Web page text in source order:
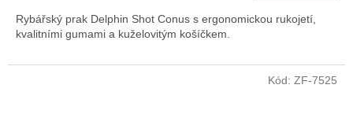
Rybářský prak Delphin Shot Conus s ergonomickou rukojetí,
kvalitními gumami a kuželovitým košíčkem.
Kód: ZF-7525